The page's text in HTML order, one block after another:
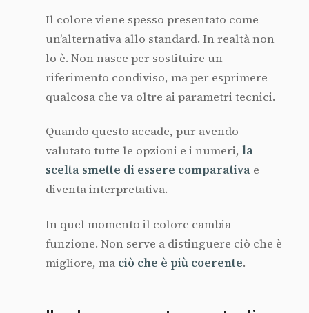
Il colore viene spesso presentato come
un’alternativa allo standard. In realtà non
lo è. Non nasce per sostituire un
riferimento condiviso, ma per esprimere
qualcosa che va oltre ai parametri tecnici.
Quando questo accade, pur avendo
valutato tutte le opzioni e i numeri, la
scelta smette di essere comparativae
diventa interpretativa.
In quel momento il colore cambia
funzione. Non serve a distinguere ciò che è
migliore, ma ciò che è più coerente.